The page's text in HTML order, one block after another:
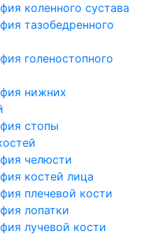
коленного сустава
тазобедренного
голеностопного
нижних
стопы
челюсти
костей лица
плечевой кости
лопатки
лучевой кости